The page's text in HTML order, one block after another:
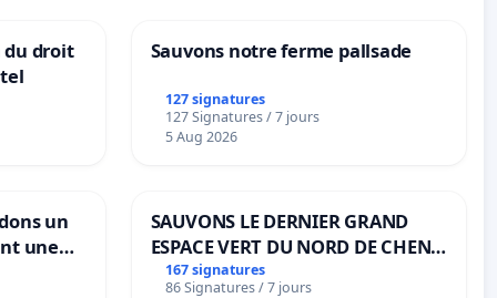
du droit
Sauvons notre ferme pallsade
127 signatures
127 Signatures / 7 jours
5 Aug 2026
un
une
de
SAUVONS LE DERNIER GRAND
ESPACE VERT DU NORD DE CHENE-
BOUGERIES
167 signatures
86 Signatures / 7 jours